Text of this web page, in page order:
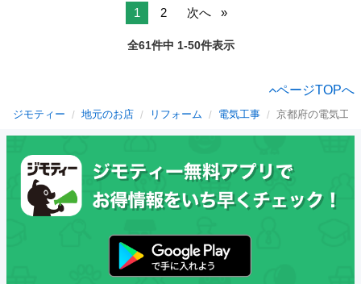
1 2 次へ
全61件中 1-50件表示
ページTOPへ
ジモティー 地元のお店 リフォーム 電気工事 京都府の電気工事